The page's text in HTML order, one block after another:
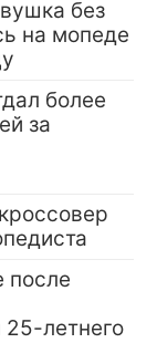
без
на мопеде
более
за
после
25-летнего